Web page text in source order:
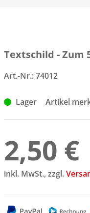
Textschild - Zum
Art.-Nr.:74012
Lager Artikel
2,50 €
inkl. MwSt., zzgl.